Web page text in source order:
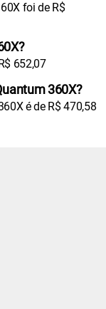
foi de R$
652,07
360X?
é de R$ 470,58